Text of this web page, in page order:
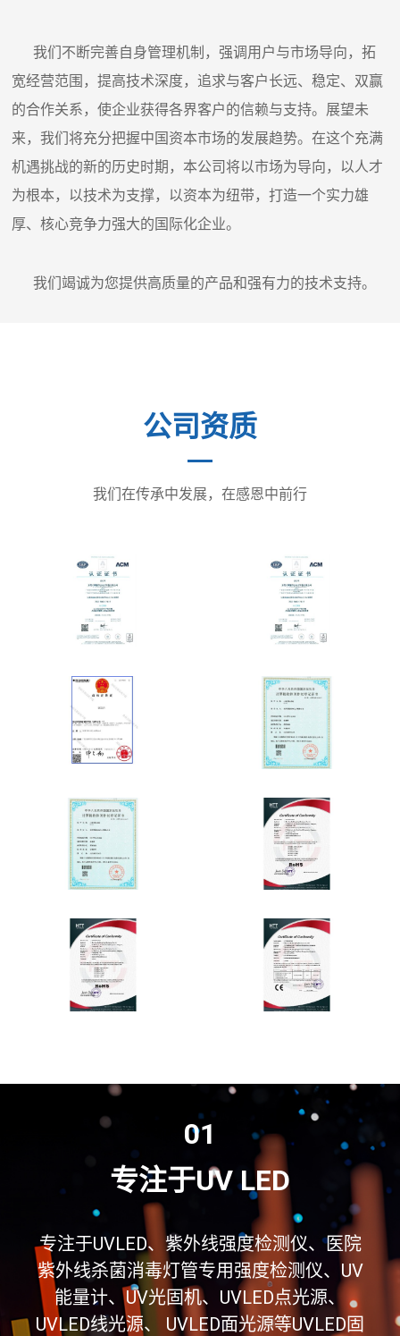
我们不断完善自身管理机制，强调用户与市场导向，拓
宽经营范围，提高技术深度，追求与客户长远、稳定、双赢
的合作关系，使企业获得各界客户的信赖与支持。展望未
来，我们将充分把握中国资本市场的发展趋势。在这个充满
机遇挑战的新的历史时期，本公司将以市场为导向，以人才
为根本，以技术为支撑，以资本为纽带，打造一个实力雄
厚、核心竞争力强大的国际化企业。
我们竭诚为您提供高质量的产品和强有力的技术支持。
公司资质
我们在传承中发展，在感恩中前行
01
专注于UV LED
专注于UVLED、紫外线强度检测仪、医院
紫外线杀菌消毒灯管专用强度检测仪、UV
能量计、UV光固机、UVLED点光源、
UVLED线光源、 UVLED面光源等UVLED固